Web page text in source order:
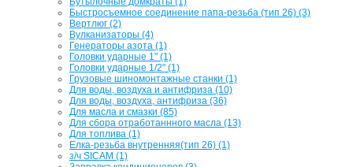
Быстросъемное соединение папа-резьба (тип 26) (3)
Вертлюг (2)
Вулканизаторы (4)
Генераторы азота (1)
Головки ударные 1" (1)
Головки ударные 1/2" (1)
Грузовые шиномонтажные станки (1)
Для воды, воздуха и антифриза (10)
Для воды, воздуха, антифриза (36)
Для масла и смазки (85)
Для сбора отработаннного масла (13)
Для топлива (1)
Елка-резьба внутренняя(тип 26) (1)
з/ч SICAM (1)